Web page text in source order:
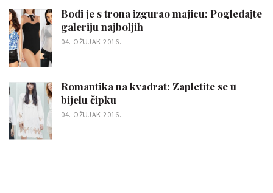
Bodi je s trona izgurao majicu: Pogledajte
galeriju najboljih
04. OŽUJAK 2016.
Romantika na kvadrat: Zapletite se u
bijelu čipku
04. OŽUJAK 2016.